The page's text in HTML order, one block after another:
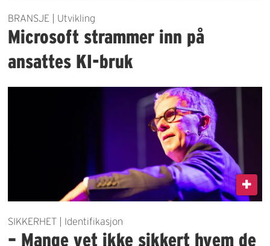
BRANSJE | Utvikling
Microsoft strammer inn på
ansattes KI-bruk
SIKKERHET | Identifikasjon
– Mange vet ikke sikkert hvem de